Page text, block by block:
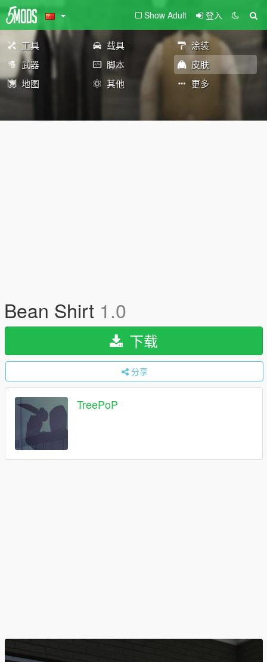
Show Adult 登入
工具 载具
涂装
武器
脚本
皮肤
地图
其他 更多
Bean Shirt 1.0
下载
分享
TreePoP